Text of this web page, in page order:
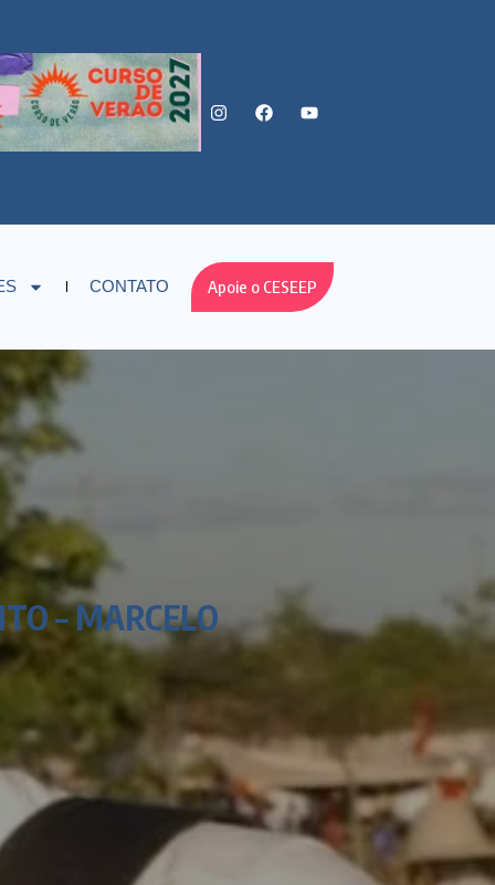
CONTATO Apoie o CESEEP
– MARCELO